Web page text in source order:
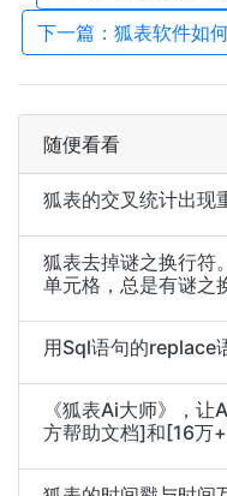
下一篇：狐表软件如
随便看看
狐表的交叉统计出现
狐表去掉谜之换行符
单元格，总是有谜之
用Sql语句的replace
《狐表Ai大师》，
方帮助文档]和[16万